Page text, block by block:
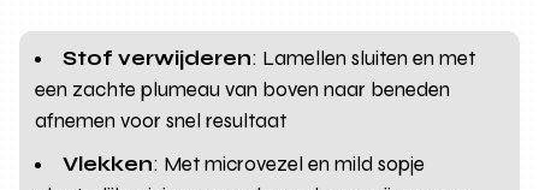
Stof verwijderen: Lamellen sluiten en met
een zachte plumeau van boven naar beneden
afnemen voor snel resultaat
Vlekken: Met microvezel en mild sopje